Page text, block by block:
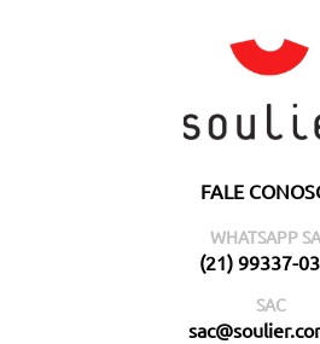
FALE
WHATSAPP
(21) 99337-
SAC